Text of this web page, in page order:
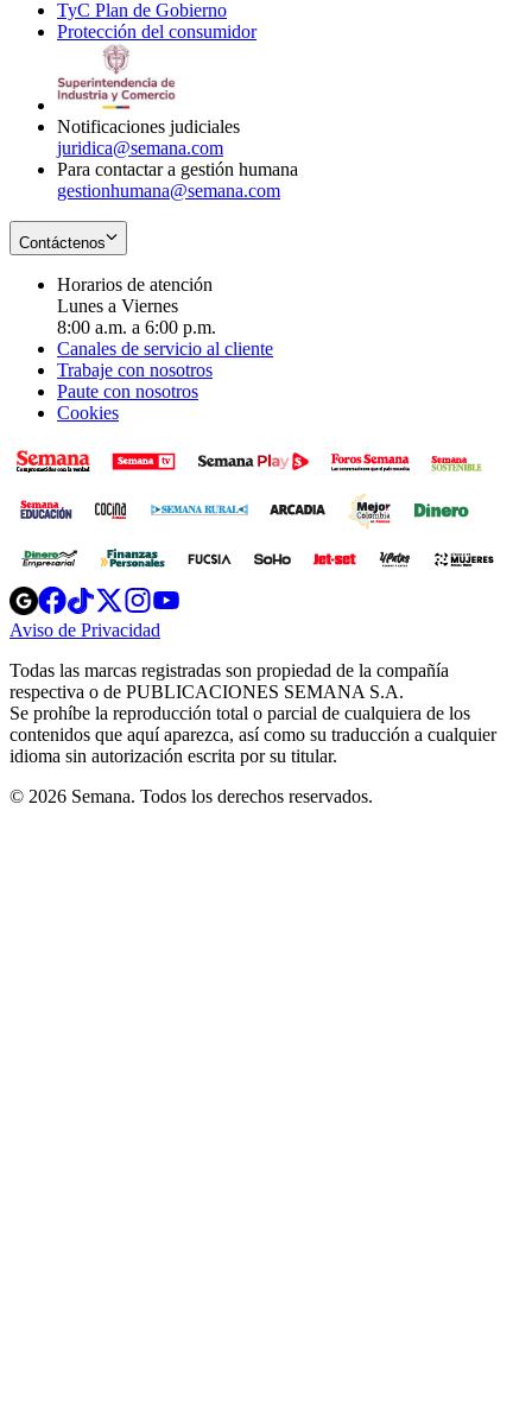
new
window
in
new
TyC Plan de Gobierno
in
Protección del consumidorOpens
Notificaciones judiciales
juridica@semana.com
Para contactar a gestión humana
gestionhumana@semana.com
Contáctenos
Horarios de atención
Lunes a Viernes
8:00 a.m. a 6:00 p.m.
Canales de servicio al cliente
Trabaje con nosotros
Paute con nosotros
Cookies
Opens
in
new
Opens
in
new
Opens
in
new
window
Opens
new
windowwindow
Aviso de Privacidad
new
window
Todas las marcas registradas son propiedad de la compañía
respectiva o de PUBLICACIONES SEMANA S.A.
Se prohíbe la reproducción total o parcial de cualquiera de los
contenidos que aquí aparezca, así como su traducción a cualquier
idioma sin autorización escrita por su titular.
© 2026 Semana. Todos los derechos reservados.